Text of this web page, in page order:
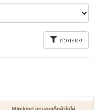
ตัวกรอง